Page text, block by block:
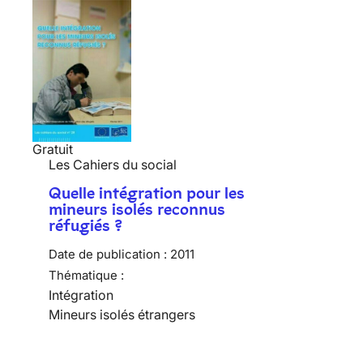
Gratuit
Les Cahiers du social
Quelle intégration pour les
mineurs isolés reconnus
réfugiés ?
Date de publication : 2011
Thématique :
Intégration
Mineurs isolés étrangers